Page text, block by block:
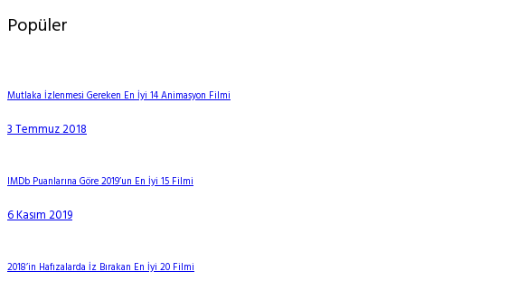
Popüler
Mutlaka İzlenmesi Gereken En İyi 14 Animasyon Filmi
3 Temmuz 2018
IMDb Puanlarına Göre 2019’un En İyi 15 Filmi
6 Kasım 2019
2018’in Hafızalarda İz Bırakan En İyi 20 Filmi